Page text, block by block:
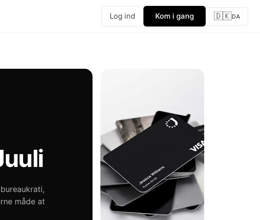
Log ind Kom i gang 🇩🇰DA
måde at